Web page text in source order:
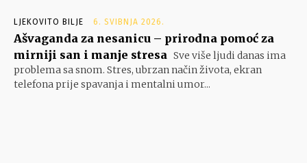
LJEKOVITO BILJE 6. SVIBNJA 2026.
Ašvaganda za nesanicu – prirodna pomoć za
mirniji san i manje stresa Sve više ljudi danas ima
problema sa snom. Stres, ubrzan način života, ekran
telefona prije spavanja i mentalni umor...